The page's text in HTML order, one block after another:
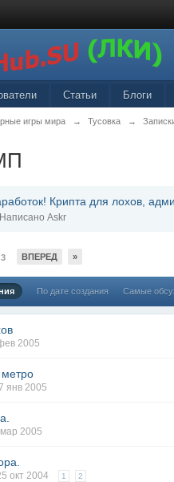
Статьи Блоги
игры мира → Тусовка →
Крипта для лохов,
Написано Askr
3 ВПЕРЕД »
По дате создания Самые
2005
янв 2005
2005
окт 2004 1 2